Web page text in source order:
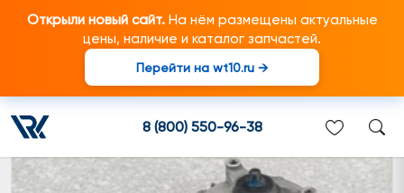
Открыли новый сайт.На нём размещены актуальные
цены, наличие и каталог запчастей.
Перейти на wt10.ru →
8 (800) 550-96-38